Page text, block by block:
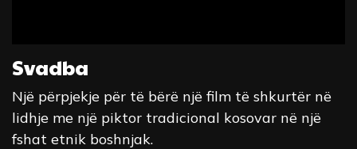
Svadba
Një përpjekje për të bërë një film të shkurtër në
lidhje me një piktor tradicional kosovar në një
fshat etnik boshnjak.